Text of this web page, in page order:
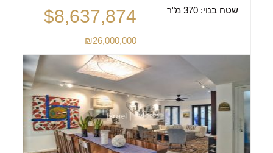
שטח בנוי:370 מ"ר $8,637,874
₪26,000,000